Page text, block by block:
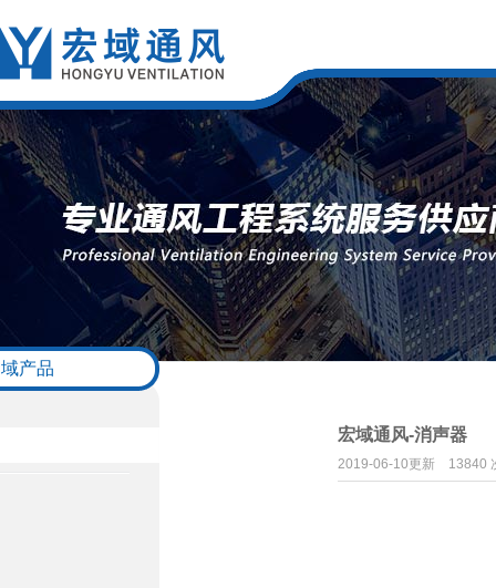
产品
宏域通风-消声器
2019-06-10更新 13840